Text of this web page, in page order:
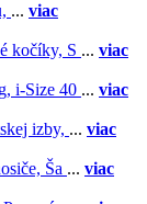
... viac
kočíky, S ... viac
i-Size 40 ... viac
izby, ... viac
Ša ... viac